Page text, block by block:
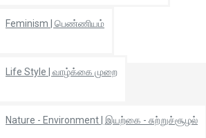
Feminism | பெண்ணியம்
Life Style | வாழ்க்கை முறை
Nature - Environment | இயற்கை - சுற்றுச்சூழல்
இட்லியாக இருங்கள்